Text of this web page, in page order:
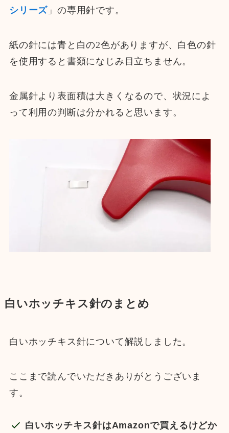
シリーズ 」の専用針です。
紙の針には青と白の2色がありますが、白色の針
を使用すると書類になじみ目立ちません。
金属針より表面積は大きくなるので、状況によ
って利用の判断は分かれると思います。
白いホッチキス針のまとめ
白いホッチキス針について解説しました。
ここまで読んでいただきありがとうございま
す。
白いホッチキス針はAmazonで買えるけどか